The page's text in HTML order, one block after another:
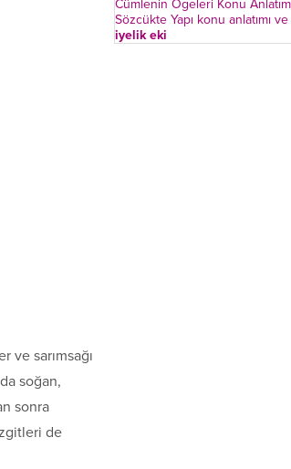
ve sarımsağı
soğan,
sonra
de
Cümlenin Ögeleri Konu
Sözcükte Yapı konu anlatımı
iyelik eki